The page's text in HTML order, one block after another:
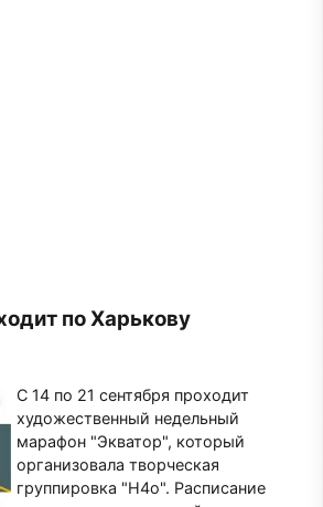
по Харькову
С 14 по 21 сентября проходит
художественный недельный
марафон "Экватор", который
организовала творческая
группировка "H4o". Расписание